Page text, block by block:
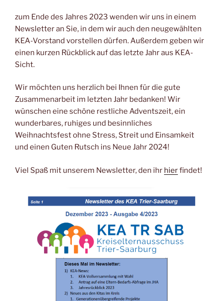
b
o
o
A
p
p
n
g
er
a
m
m
a
Li
n
k
zum Ende des Jahres 2023 wenden wir uns in einem
Newsletter an Sie, in dem wir auch den neugewählten
KEA-Vorstand vorstellen dürfen. Außerdem geben wir
einen kurzen Rückblick auf das letzte Jahr aus KEA-
Sicht.
Wir möchten uns herzlich bei Ihnen für die gute
Zusammenarbeit im letzten Jahr bedanken! Wir
wünschen eine schöne restliche Adventszeit, ein
wunderbares, ruhiges und besinnliches
Weihnachtsfest ohne Stress, Streit und Einsamkeit
und einen Guten Rutsch ins Neue Jahr 2024!
Viel Spaß mit unserem Newsletter, den ihr hierfindet!